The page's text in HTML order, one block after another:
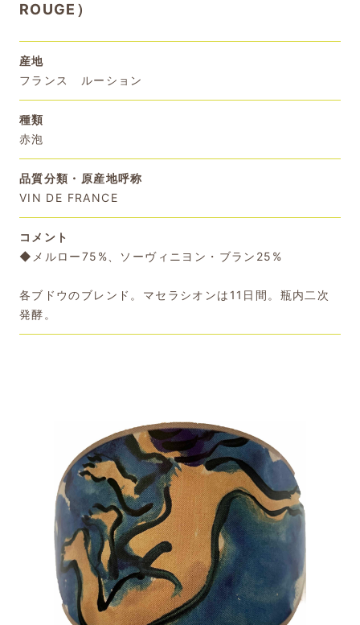
ROUGE）
産地
フランス ルーション
種類
赤泡
品質分類・原産地呼称
VIN DE FRANCE
コメント
◆メルロー75%、ソーヴィニヨン・ブラン25%
各ブドウのブレンド。マセラシオンは11日間。瓶内二次
発酵。